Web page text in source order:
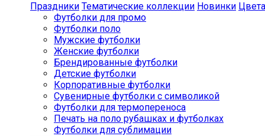
Праздники Тематические коллекции Новинки Цвета
Футболки для промо
Футболки поло
Мужские футболки
Женские футболки
Брендированные футболки
Детские футболки
Корпоративные футболки
Сувенирные футболки с символикой
Футболки для термопереноса
Печать на поло рубашках и футболках
Футболки для сублимации